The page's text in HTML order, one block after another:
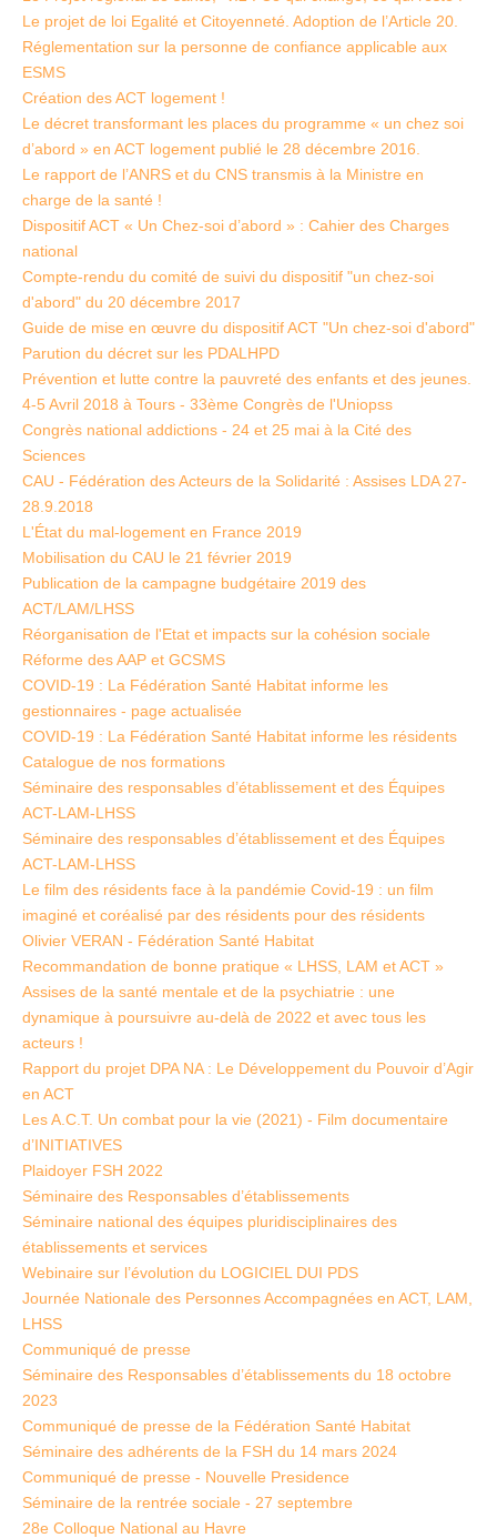
Le projet de loi Egalité et Citoyenneté. Adoption de l’Article 20.
Réglementation sur la personne de confiance applicable aux
ESMS
Création des ACT logement !
Le décret transformant les places du programme « un chez soi
d’abord » en ACT logement publié le 28 décembre 2016.
Le rapport de l’ANRS et du CNS transmis à la Ministre en
charge de la santé !
Dispositif ACT « Un Chez-soi d’abord » : Cahier des Charges
national
Compte-rendu du comité de suivi du dispositif "un chez-soi
d'abord" du 20 décembre 2017
Guide de mise en œuvre du dispositif ACT "Un chez-soi d'abord"
Parution du décret sur les PDALHPD
Prévention et lutte contre la pauvreté des enfants et des jeunes.
4-5 Avril 2018 à Tours - 33ème Congrès de l'Uniopss
Congrès national addictions - 24 et 25 mai à la Cité des
Sciences
CAU - Fédération des Acteurs de la Solidarité : Assises LDA 27-
28.9.2018
L'État du mal-logement en France 2019
Mobilisation du CAU le 21 février 2019
Publication de la campagne budgétaire 2019 des
ACT/LAM/LHSS
Réorganisation de l'Etat et impacts sur la cohésion sociale
Réforme des AAP et GCSMS
COVID-19 : La Fédération Santé Habitat informe les
gestionnaires - page actualisée
COVID-19 : La Fédération Santé Habitat informe les résidents
Catalogue de nos formations
Séminaire des responsables d’établissement et des Équipes
ACT-LAM-LHSS
Séminaire des responsables d’établissement et des Équipes
ACT-LAM-LHSS
Le film des résidents face à la pandémie Covid-19 : un film
imaginé et coréalisé par des résidents pour des résidents
Olivier VERAN - Fédération Santé Habitat
Recommandation de bonne pratique « LHSS, LAM et ACT »
Assises de la santé mentale et de la psychiatrie : une
dynamique à poursuivre au-delà de 2022 et avec tous les
acteurs !
Rapport du projet DPA NA : Le Développement du Pouvoir d’Agir
en ACT
Les A.C.T. Un combat pour la vie (2021) - Film documentaire
d’INITIATIVES
Plaidoyer FSH 2022
Séminaire des Responsables d’établissements
Séminaire national des équipes pluridisciplinaires des
établissements et services
Webinaire sur l’évolution du LOGICIEL DUI PDS
Journée Nationale des Personnes Accompagnées en ACT, LAM,
LHSS
Communiqué de presse
Séminaire des Responsables d’établissements du 18 octobre
2023
Communiqué de presse de la Fédération Santé Habitat
Séminaire des adhérents de la FSH du 14 mars 2024
Communiqué de presse - Nouvelle Presidence
Séminaire de la rentrée sociale - 27 septembre
28e Colloque National au Havre